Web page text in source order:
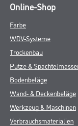
Online-Shop
Farbe
WDV-Systeme
Trockenbau
Putze &
Bodenbeläge
Wand- & Deckenbeläge
Werkzeug & Maschinen
Verbrauchsmaterialien